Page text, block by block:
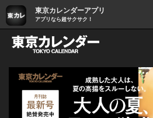
東京カレンダーアプリ
アプリなら超サクサク！
グルメ情報